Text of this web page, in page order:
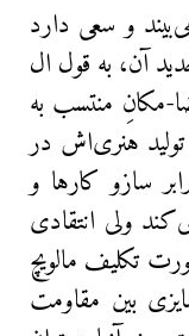
و سعی دارد
آن، به قول ال
مکانِ منتسب به
تولید هنری‌اش در
سازو ‌کارها و
ولی انتقادی
تکلیف مالویچ
بین مقاومت